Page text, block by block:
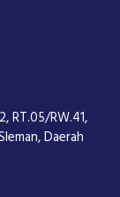
RT.05/RW.41,
Daerah